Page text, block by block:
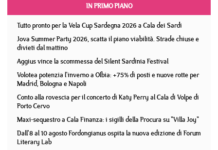
IN PRIMO PIANO
Tutto pronto per la Vela Cup Sardegna 2026 a Cala dei Sardi
Jova Summer Party 2026, scatta il piano viabilità. Strade chiuse e
divieti dal mattino
Aggius vince la scommessa del Silent Sardinia Festival
Volotea potenzia l'inverno a Olbia: +75% di posti e nuove rotte per
Madrid, Bologna e Napoli
Conto alla rovescia per il concerto di Katy Perry al Cala di Volpe di
Porto Cervo
Maxi-sequestro a Cala Finanza: i sigilli della Procura su "Villa Joy"
Dall'8 al 10 agosto Fordongianus ospita la nuova edizione di Forum
Literary Lab